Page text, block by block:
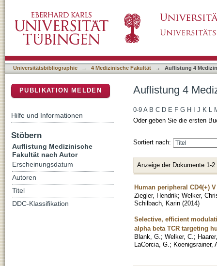
Universitätsbibliographie → 4 Medizinische Fakultät → Auflistung 4
Auflistung 4
0-9 A B C D E F G H J K L
Oder geben Sie die ersten
Sortiert nach:
Anzeige der Dokumente 1-2
Human peripheral CD4(+)
Ziegler, Hendrik; Welker,
Schilbach, Karin (2014)
Selective, efficient
alpha beta TCR targeting
Blank, G. ; Welker, C. ;
LaCorcia, G. ; Koenigsrainer,
PUBLIKATION MELDEN
Hilfe und Informationen
Stöbern
Auflistung Medizinische
Fakultät nach Autor
Erscheinungsdatum
Autoren
Titel
DDC-Klassifikation